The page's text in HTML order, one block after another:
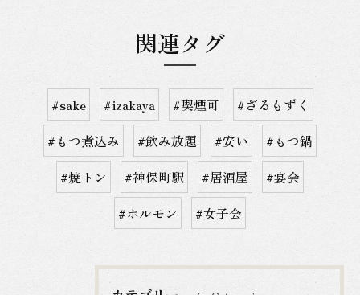
関連タグ
#sake #izakaya #喫煙可
#ざるもずく
#もつ煮込み
#飲み放題 #安い
#もつ鍋
#焼トン
#神保町駅 #居酒屋
#宴会
#ホルモン
#女子会